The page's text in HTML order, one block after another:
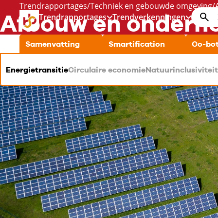
Trendrapportages Toon submenu voor:
Trendverkenningen Toon
Zoek
Trendrapportages Techniek en gebouwde omgeving
Afbouw en
Samenvatting Smartification Co-
EnergietransitieCirculaire economieNatuurinclusiviteit